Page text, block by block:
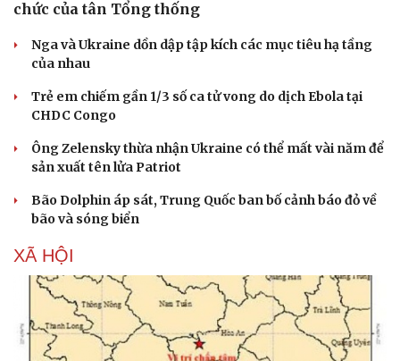
chức của tân Tổng thống
Nga và Ukraine dồn dập tập kích các mục tiêu hạ tầng
của nhau
Trẻ em chiếm gần 1/3 số ca tử vong do dịch Ebola tại
CHDC Congo
Ông Zelensky thừa nhận Ukraine có thể mất vài năm để
sản xuất tên lửa Patriot
Bão Dolphin áp sát, Trung Quốc ban bố cảnh báo đỏ về
bão và sóng biển
XÃ HỘI